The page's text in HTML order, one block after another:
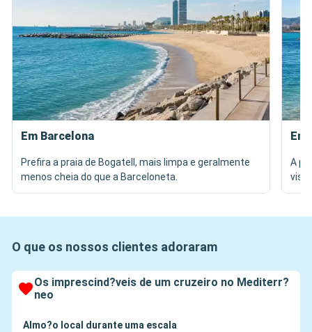
Em Barcelona
Prefira a praia de Bogatell, mais limpa e geralmente
menos cheia do que a Barceloneta.
A
O que os nossos clientes adoraram
Os imprescind?veis de um cruzeiro no Mediterr?
neo
Almo?o local durante uma escala